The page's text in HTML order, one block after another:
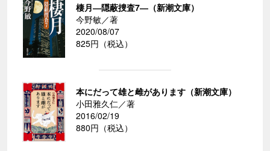
棲月―隠蔽捜査7―（新潮文庫）
今野敏／著
2020/08/07
825円（税込）
本にだって雄と雌があります（新潮文庫）
小田雅久仁／著
2016/02/19
880円（税込）